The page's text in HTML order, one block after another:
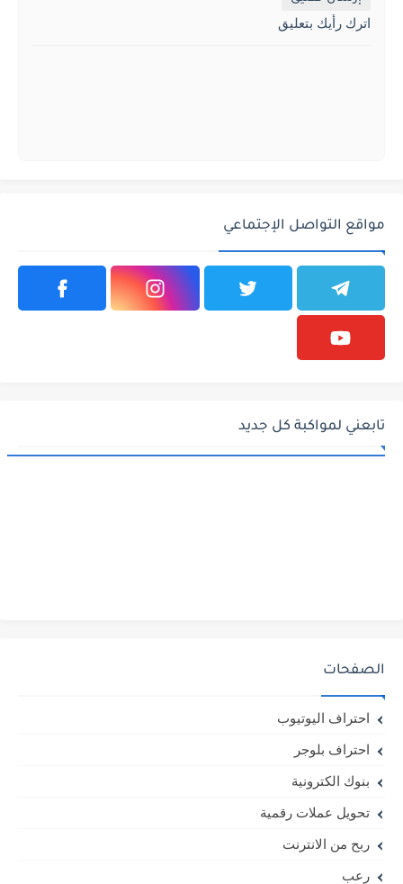
اترك رأيك بتعليق
مواقع التواصل الإجتماعي
تابعني لمواكبة كل جديد
الصفحات
احتراف اليوتيوب
احتراف بلوجر
بنوك الكترونية
تحويل عملات رقمية
ربح من الانترنت
رعب